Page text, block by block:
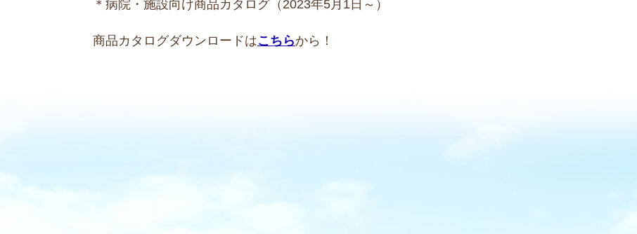
＊病院・施設向け商品カタログ（2023年5月1日～）
商品カタログダウンロードはこちらから！